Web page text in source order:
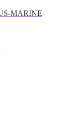
MARINE